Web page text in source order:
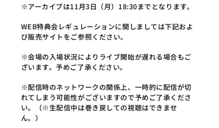
※アーカイブは11月3日（月）18:30までとなります。
WEB特典会レギュレーションに関しましては下記およ
び販売サイトをご参照ください。
※会場の入場状況によりライブ開始が遅れる場合もご
ざいます。予めご了承ください。
※配信時のネットワークの関係上、一時的に配信が切
れてしまう可能性がございますので予めご了承くださ
い。（※生配信中は巻き戻しての視聴はできませ
ん。）